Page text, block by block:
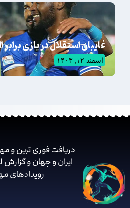
غایبان استقلال در بازی برابر
اسفند ۱۲, ۱۴۰۳
دریافت فوری ترین و
ایران و جهان و گزارش
رویدادهای